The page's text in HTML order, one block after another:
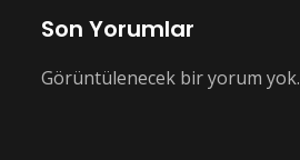
Son Yorumlar
Görüntülenecek bir yorum yok.